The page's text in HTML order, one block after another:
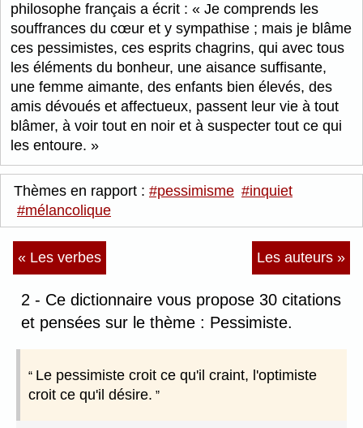
philosophe français a écrit :
Je comprends les
souffrances du cœur et y sympathise ; mais je blâme
ces pessimistes, ces esprits chagrins, qui avec tous
les éléments du bonheur, une aisance suffisante,
une femme aimante, des enfants bien élevés, des
amis dévoués et affectueux, passent leur vie à tout
blâmer, à voir tout en noir et à suspecter tout ce qui
les entoure.
Thèmes en rapport : #pessimisme #inquiet
#mélancolique
« Les verbes Les auteurs »
2 - Ce dictionnaire vous propose 30 citations
et pensées sur le thème : Pessimiste.
Le pessimiste croit ce qu'il craint, l'optimiste
croit ce qu'il désire.